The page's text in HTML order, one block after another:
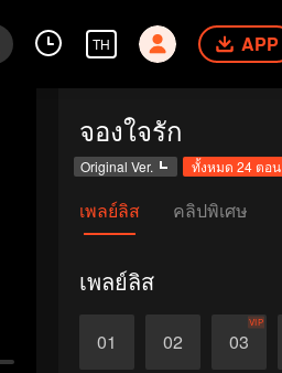
TH APP
จองใจรัก
Original Ver. ทั้งหมด 24 ตอน
เพลย์ลิส คลิปพิเศษ
เพลย์ลิส
01 02 03
VIP